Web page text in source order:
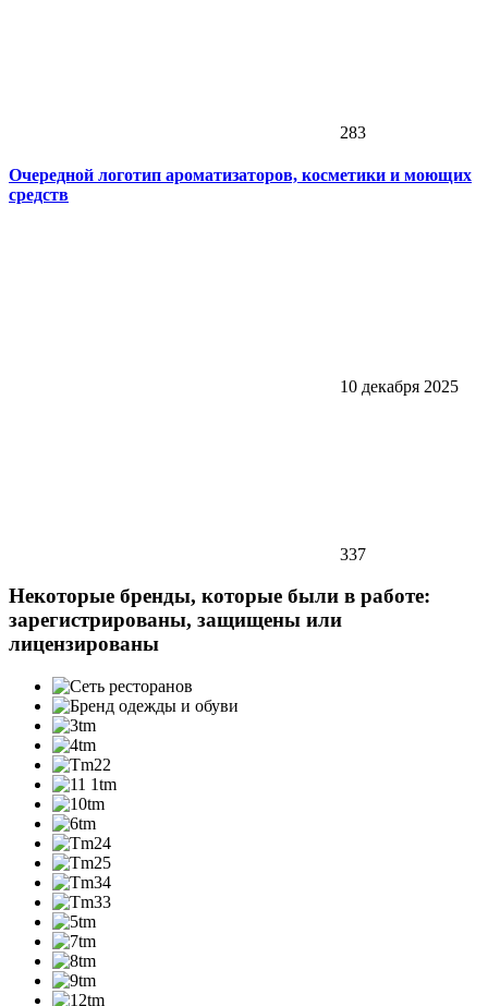
283
Очередной логотип ароматизаторов, косметики и моющих
средств
10 декабря 2025
337
Некоторые бренды, которые были в работе:
зарегистрированы, защищены или
лицензированы